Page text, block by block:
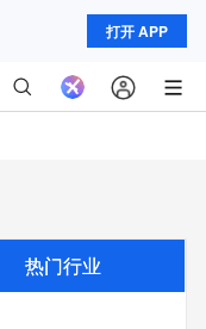
打开 APP
热门行业